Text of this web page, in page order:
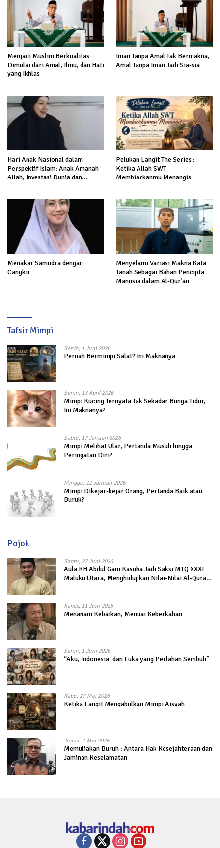
Menjadi Muslim Berkualitas
Dimulai dari Amal, Ilmu, dan Hati
yang Ikhlas
Iman Tanpa Amal Tak Bermakna,
Amal Tanpa Iman Jadi Sia-sia
Hari Anak Nasional dalam
Perspektif Islam: Anak Amanah
Allah, Investasi Dunia dan
Pelukan Langit The Series :
Ketika Allah SWT
Membiarkanmu Menangis
Menakar Samudra dengan
Cangkir
Menyelami Variasi Makna Kata
Tanah Sebagai Bahan Pencipta
Manusia dalam Al-Qur’an
Tafsir Mimpi
Senin, 1 Juni 2026
Pernah Bermimpi Salat? Ini Maknanya
Senin, 13 April 2026
Mimpi Kucing Ternyata Tak Sekadar Bunga Tidur,
Ini Maknanya?
Sabtu, 17 Januari 2026
Mimpi Melihat Ular, Pertanda Musuh hingga
Peringatan Diri?
Minggu, 11 Januari 2026
Mimpi Dikejar-kejar Orang, Pertanda Baik atau
Buruk?
Pojok
Sabtu, 27 Juni 2026
Aula KH Abdul Gani Kasuba Jadi Saksi MTQ XXXI
Maluku Utara, Menghidupkan Nilai-Nilai Al-Quran
Kamis, 11 Juni 2026
Menanam Kebaikan, Menuai Keberkahan
Senin, 1 Juni 2026
“Aku, Indonesia, dan Luka yang Perlahan Sembuh”
Rabu, 27 Mei 2026
Ketika Langit Mengabulkan Mimpi Aisyah
Jumat, 1 Mei 2026
Memuliakan Buruh : Antara Hak Kesejahteraan dan
Jaminan Keselamatan